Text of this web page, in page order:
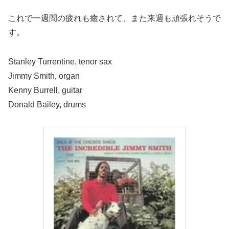
これで一週間の疲れも癒されて、また来週も頑張れそうで
す。
Stanley Turrentine, tenor sax
Jimmy Smith, organ
Kenny Burrell, guitar
Donald Bailey, drums